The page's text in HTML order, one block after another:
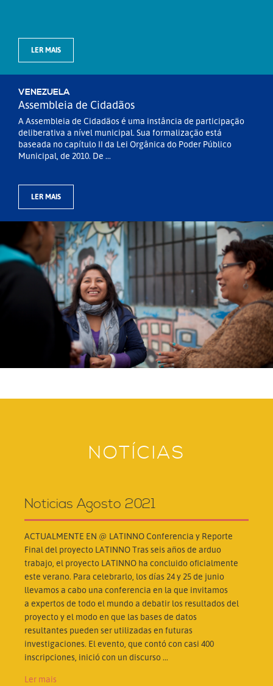
LER MAIS
VENEZUELA
Assembleia de Cidadãos
A Assembleia de Cidadãos é uma instância de participação
deliberativa a nível municipal. Sua formalização está
baseada no capítulo II da Lei Orgânica do Poder Público
Municipal, de 2010. De ...
LER MAIS
NOTÍCIAS
Noticias Agosto 2021
ACTUALMENTE EN @ LATINNO Conferencia y Reporte
Final del proyecto LATINNO Tras seis años de arduo
trabajo, el proyecto LATINNO ha concluido oficialmente
este verano. Para celebrarlo, los días 24 y 25 de junio
llevamos a cabo una conferencia en la que invitamos
a expertos de todo el mundo a debatir los resultados del
proyecto y el modo en que las bases de datos
resultantes pueden ser utilizadas en futuras
investigaciones. El evento, que contó con casi 400
inscripciones, inició con un discurso ...
Ler mais